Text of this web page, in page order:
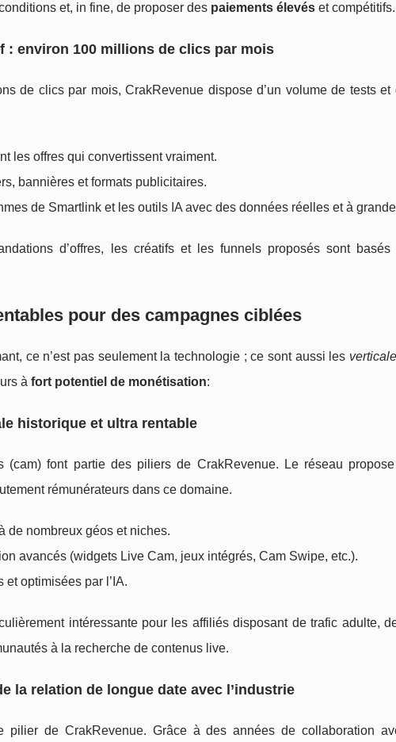
et, in fine, de proposer des paiements élevés et compétitifs.
: environ 100 millions de clics par mois
de clics par mois, CrakRevenue dispose d’un volume de tests
les offres qui convertissent vraiment.
bannières et formats publicitaires.
de Smartlink et les outils IA avec des données réelles et à
d’offres, les créatifs et les funnels proposés sont
pour des campagnes ciblées
ce n’est pas seulement la technologie ; ce sont aussi les
à fort potentiel de monétisation:
historique et ultra rentable
(cam) font partie des piliers de CrakRevenue. Le réseau propose
rémunérateurs dans ce domaine.
de nombreux géos et niches.
avancés (widgets Live Cam, jeux intégrés, Cam Swipe, etc.).
et optimisées par l’IA.
intéressante pour les affiliés disposant de trafic adulte,
à la recherche de contenus live.
la relation de longue date avec l’industrie
pilier de CrakRevenue. Grâce à des années de collaboration